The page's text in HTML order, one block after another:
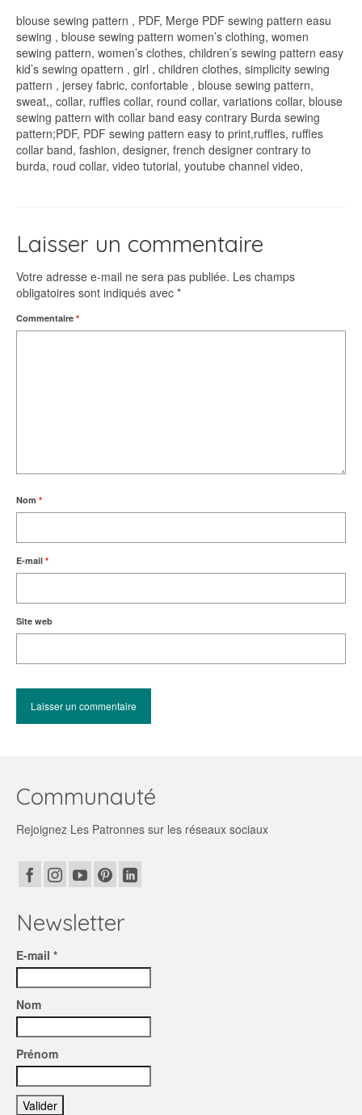
blouse sewing pattern , PDF, Merge PDF sewing pattern easu
sewing , blouse sewing pattern women’s clothing, women
sewing pattern, women’s clothes, children’s sewing pattern easy
kid’s sewing opattern , girl , children clothes, simplicity sewing
pattern , jersey fabric, confortable , blouse sewing pattern,
sweat,, collar, ruffles collar, round collar, variations collar, blouse
sewing pattern with collar band easy contrary Burda sewing
pattern;PDF, PDF sewing pattern easy to print,ruffles, ruffles
collar band, fashion, designer, french designer contrary to
burda, roud collar, video tutorial, youtube channel video,
Laisser un commentaire
Votre adresse e-mail ne sera pas publiée. Les champs
obligatoires sont indiqués avec *
Commentaire *
Nom *
E-mail *
Site web
Communauté
Rejoignez Les Patronnes sur les réseaux sociaux
Newsletter
E-mail *
Nom
Prénom